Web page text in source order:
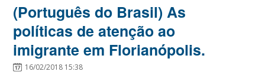
(Português do Brasil) As
políticas de atenção ao
imigrante em Florianópolis.
16/02/2018 15:38